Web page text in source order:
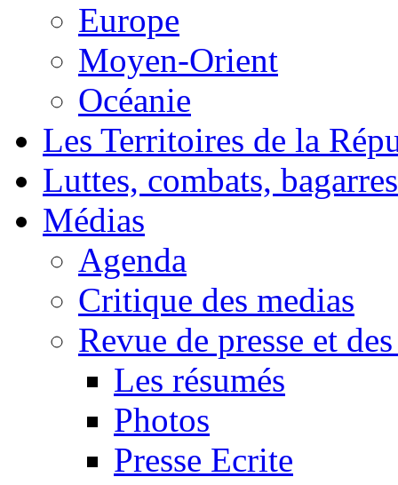
Europe
Moyen-Orient
Océanie
Les Territoires de la
Luttes, combats, bagarres
Médias
Agenda
Critique des medias
Revue de presse et
Les résumés
Photos
Presse Ecrite